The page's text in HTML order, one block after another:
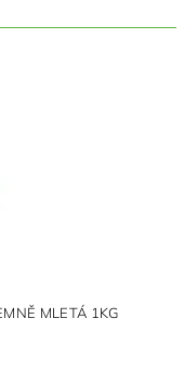
MLETÁ 1KG